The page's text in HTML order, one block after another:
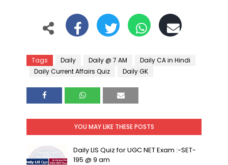
Tags Daily Daily @ 7 AM
Daily CA in Hindi
Daily Current Affairs Quiz
Daily GK
YOU MAY LIKE THESE POSTS
Daily LIS Quiz for UGC NET Exam :-SET-
195 @ 9 am